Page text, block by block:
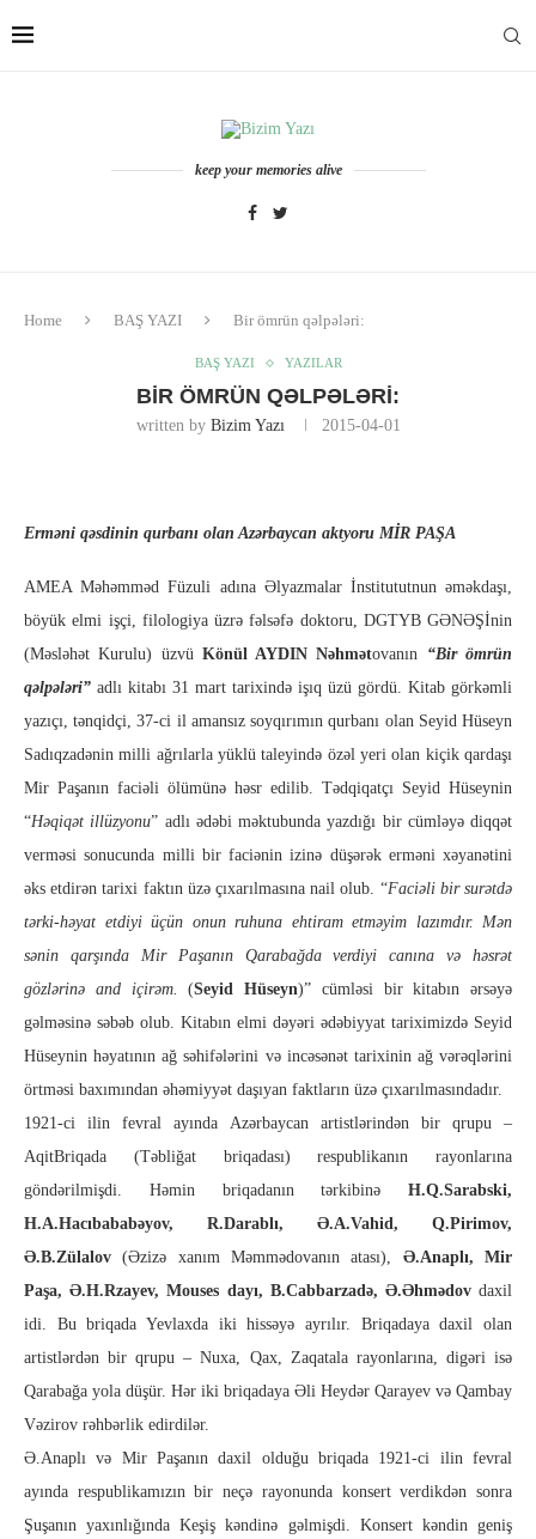
keep your memories alive
Home BAŞ YAZI Bir ömrün qəlpələri:
BAŞ YAZI YAZILAR
BIR ÖMRÜN QƏLPƏLƏRI:
written by Bizim Yazı 2015-04-01
Erməni qəsdinin qurbanı olan Azərbaycan aktyoru MİR PAŞA
AMEA Məhəmməd Füzuli adına Əlyazmalar İnstitututnun əməkdaşı,
böyük elmi işçi, filologiya üzrə fəlsəfə doktoru, DGTYB GƏNƏŞİnin
(Məsləhət Kurulu) üzvü Könül AYDIN Nəhmətovanın “Bir ömrün
qəlpələri” adlı kitabı 31 mart tarixində işıq üzü gördü. Kitab görkəmli
yazıçı, tənqidçi, 37-ci il amansız soyqırımın qurbanı olan Seyid Hüseyn
Sadıqzadənin milli ağrılarla yüklü taleyində özəl yeri olan kiçik qardaşı
Mir Paşanın faciəli ölümünə həsr edilib. Tədqiqatçı Seyid Hüseynin
“Həqiqət illüzyonu” adlı ədəbi məktubunda yazdığı bir cümləyə diqqət
verməsi sonucunda milli bir faciənin izinə düşərək erməni xəyanətini
əks etdirən tarixi faktın üzə çıxarılmasına nail olub. “Faciəli bir surətdə
tərki-həyat etdiyi üçün onun ruhuna ehtiram etməyim lazımdır. Mən
sənin qarşında Mir Paşanın Qarabağda verdiyi canına və həsrət
gözlərinə and içirəm. (Seyid Hüseyn)” cümləsi bir kitabın ərsəyə
gəlməsinə səbəb olub. Kitabın elmi dəyəri ədəbiyyat tariximizdə Seyid
Hüseynin həyatının ağ səhifələrini və incəsənət tarixinin ağ vərəqlərini
örtməsi baxımından əhəmiyyət daşıyan faktların üzə çıxarılmasındadır.
1921-ci ilin fevral ayında Azərbaycan artistlərindən bir qrupu –
AqitBriqada (Təbliğat briqadası) respublikanın rayonlarına
göndərilmişdi. Həmin briqadanın tərkibinə H.Q.Sarabski,
H.A.Hacıbababəyov, R.Darablı, Ə.A.Vahid, Q.Pirimov,
Ə.B.Zülalov (Əzizə xanım Məmmədovanın atası), Ə.Anaplı, Mir
Paşa, Ə.H.Rzayev, Mouses dayı, B.Cabbarzadə, Ə.Əhmədovdaxil
idi. Bu briqada Yevlaxda iki hissəyə ayrılır. Briqadaya daxil olan
artistlərdən bir qrupu – Nuxa, Qax, Zaqatala rayonlarına, digəri isə
Qarabağa yola düşür. Hər iki briqadaya Əli Heydər Qarayev və Qambay
Vəzirov rəhbərlik edirdilər.
Ə.Anaplı və Mir Paşanın daxil olduğu briqada 1921-ci ilin fevral
ayında respublikamızın bir neçə rayonunda konsert verdikdən sonra
Şuşanın yaxınlığında Keşiş kəndinə gəlmişdi. Konsert kəndin geniş